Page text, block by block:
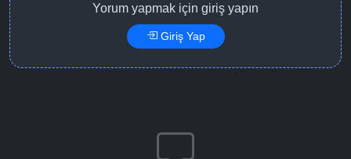
Yorum yapmak için giriş yapın
Giriş Yap